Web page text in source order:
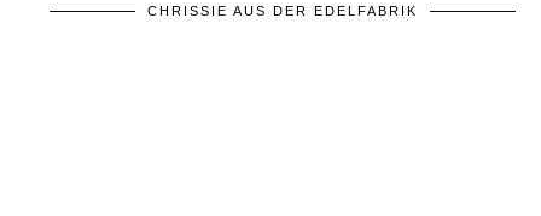
CHRISSIE AUS DER EDELFABRIK